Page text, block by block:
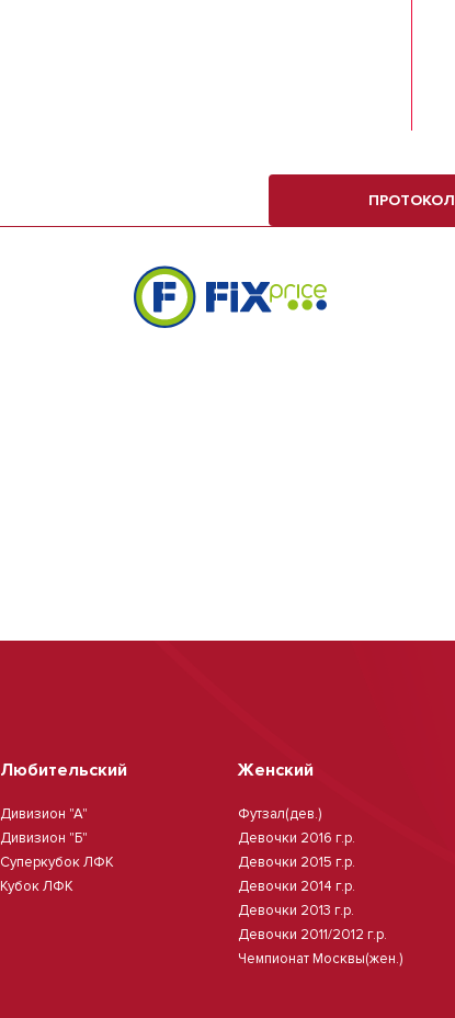
ПРОТОКОЛ
Любительский
Дивизион "А"
Дивизион "Б"
Суперкубок ЛФК
Кубок ЛФК
Женский
Футзал(дев.)
Девочки 2016 г.р.
Девочки 2015 г.р.
Девочки 2014 г.р.
Девочки 2013 г.р.
Девочки 2011/2012 г.р.
Чемпионат Москвы(жен.)